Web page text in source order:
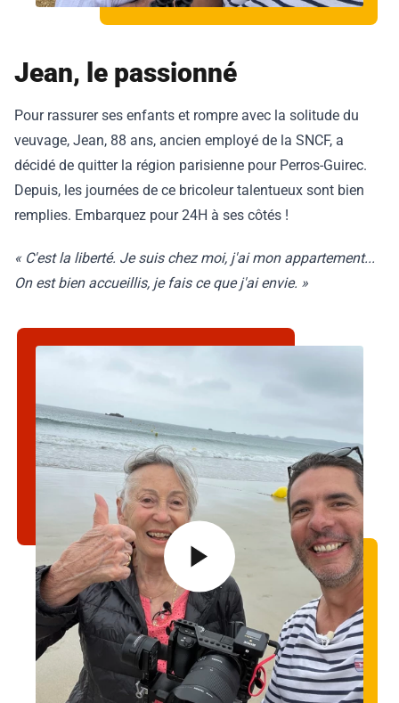
Jean, le passionné
Pour rassurer ses enfants et rompre avec la solitude du
veuvage, Jean, 88 ans, ancien employé de la SNCF, a
décidé de quitter la région parisienne pour Perros-Guirec.
Depuis, les journées de ce bricoleur talentueux sont bien
remplies. Embarquez pour 24H à ses côtés !
« C'est la liberté. Je suis chez moi, j'ai mon appartement...
On est bien accueillis, je fais ce que j'ai envie. »